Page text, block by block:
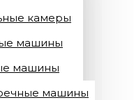
камеры
машины
машины
машины